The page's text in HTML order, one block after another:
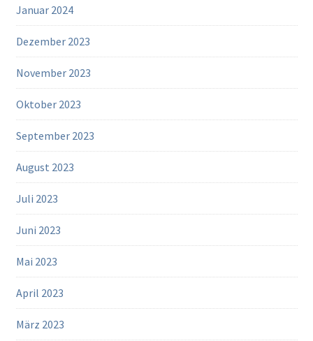
Januar 2024
Dezember 2023
November 2023
Oktober 2023
September 2023
August 2023
Juli 2023
Juni 2023
Mai 2023
April 2023
März 2023